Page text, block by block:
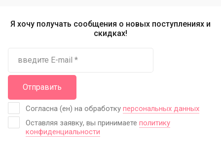
Я хочу получать сообщения о новых поступлениях и
скидках!
Согласна (ен) на обработку персональных данных
Оставляя заявку, вы принимаете политику
конфиденциальности
Отправить